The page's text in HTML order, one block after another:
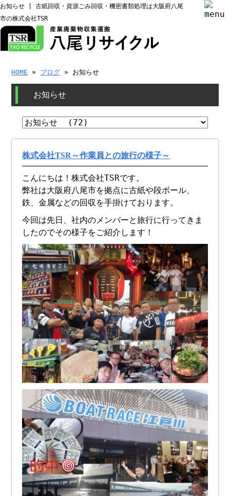
お知らせ | 古紙回収・資源ごみ回収・機密書類処理は大阪府八尾
市の株式会社TSR
HOME » ブログ » お知らせ
お知らせ
株式会社TSR～作業員との旅行の様子～
こんにちは！株式会社TSRです。
弊社は大阪府八尾市を拠点に古紙や段ボール、
鉄、金属などの回収を手掛けております。
今回は先日、社内のメンバーと旅行に行ってきま
したのでその様子をご紹介します！